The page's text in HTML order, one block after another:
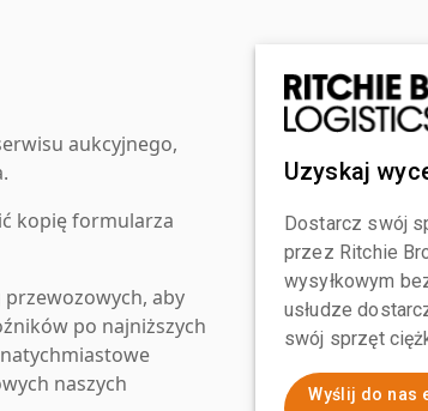
aukcyjnego,
kopię formularza
przewozowych, aby
po najniższych
naszych
Uzyskaj
Dostarcz swój
przez Ritchie
wysyłkowym
usłudze
swój sprzęt
Wyślij do nas